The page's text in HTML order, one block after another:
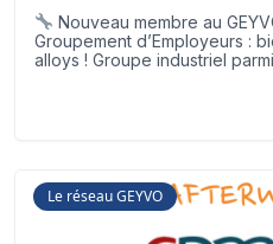
Nouveau membre au
Groupement d’Employeurs :
alloys ! Groupe industriel
Le réseau GEYVO